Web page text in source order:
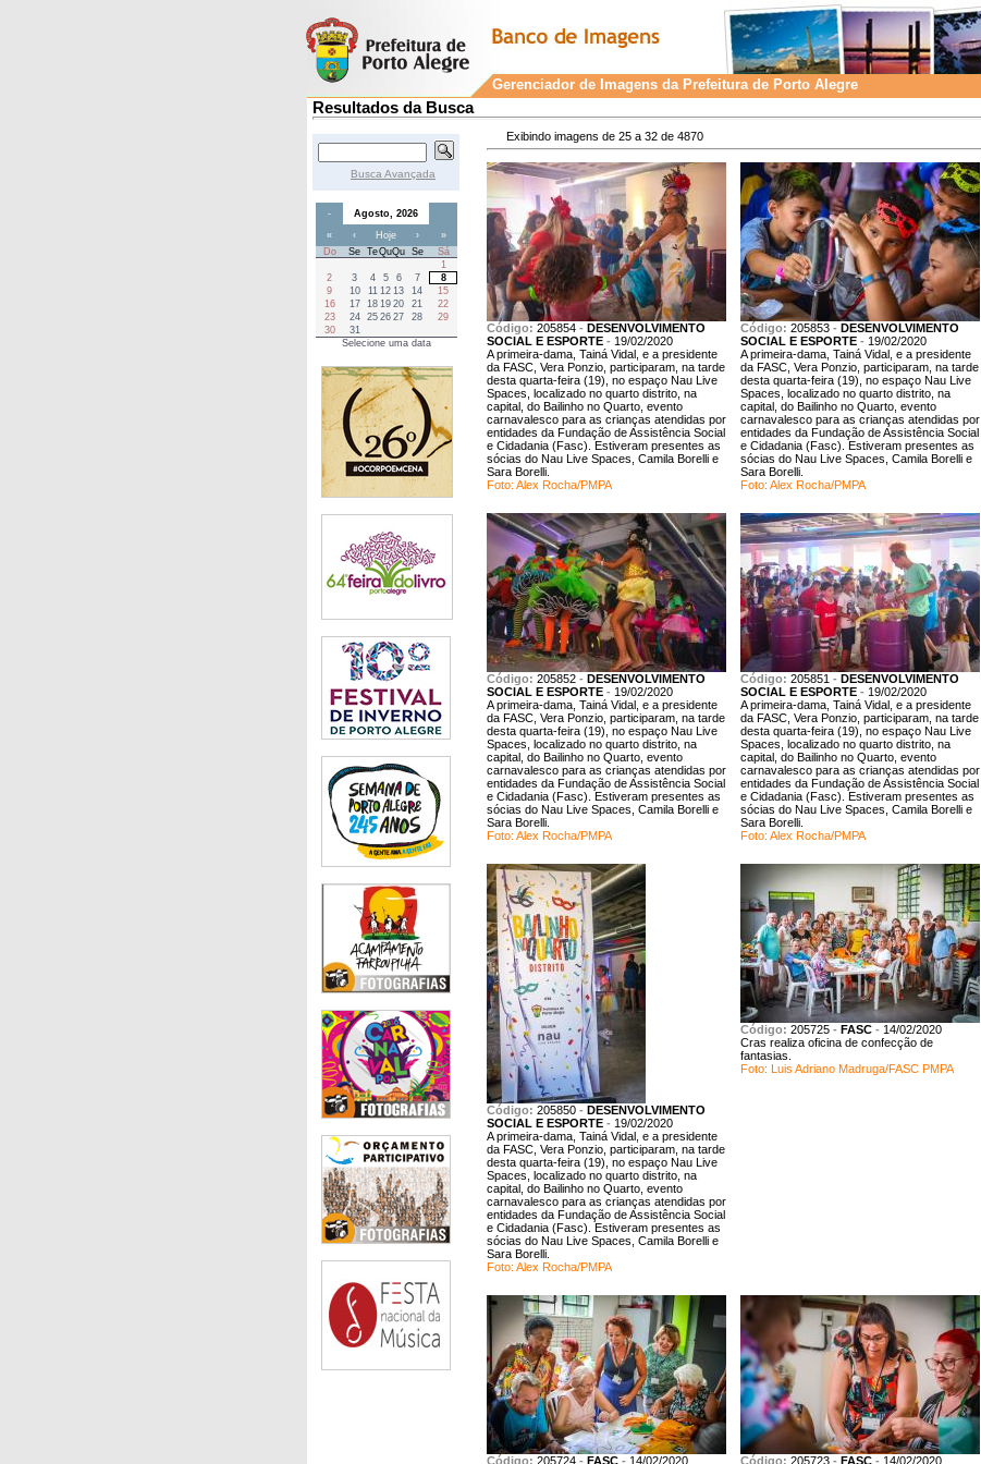
Gerenciador de Imagens da Prefeitura de Porto Alegre
Resultados da Busca
Exibindo imagens de 25 a 32 de 4870
Código: 205854 - DESENVOLVIMENTO
SOCIAL E ESPORTE - 19/02/2020
A primeira-dama, Tainá Vidal, e a presidente
da FASC, Vera Ponzio, participaram, na tarde
desta quarta-feira (19), no espaço Nau Live
Spaces, localizado no quarto distrito, na
capital, do Bailinho no Quarto, evento
carnavalesco para as crianças atendidas por
entidades da Fundação de Assistência Social
e Cidadania (Fasc). Estiveram presentes as
sócias do Nau Live Spaces, Camila Borelli e
Sara Borelli.
Foto: Alex Rocha/PMPA
Código: 205853 - DESENVOLVIMENTO
SOCIAL E ESPORTE - 19/02/2020
A primeira-dama, Tainá Vidal, e a presidente
da FASC, Vera Ponzio, participaram, na tarde
desta quarta-feira (19), no espaço Nau Live
Spaces, localizado no quarto distrito, na
capital, do Bailinho no Quarto, evento
carnavalesco para as crianças atendidas por
entidades da Fundação de Assistência Social
e Cidadania (Fasc). Estiveram presentes as
sócias do Nau Live Spaces, Camila Borelli e
Sara Borelli.
Foto: Alex Rocha/PMPA
Código: 205852 - DESENVOLVIMENTO
SOCIAL E ESPORTE - 19/02/2020
A primeira-dama, Tainá Vidal, e a presidente
da FASC, Vera Ponzio, participaram, na tarde
desta quarta-feira (19), no espaço Nau Live
Spaces, localizado no quarto distrito, na
capital, do Bailinho no Quarto, evento
carnavalesco para as crianças atendidas por
entidades da Fundação de Assistência Social
e Cidadania (Fasc). Estiveram presentes as
sócias do Nau Live Spaces, Camila Borelli e
Sara Borelli.
Foto: Alex Rocha/PMPA
Código: 205851 - DESENVOLVIMENTO
SOCIAL E ESPORTE - 19/02/2020
A primeira-dama, Tainá Vidal, e a presidente
da FASC, Vera Ponzio, participaram, na tarde
desta quarta-feira (19), no espaço Nau Live
Spaces, localizado no quarto distrito, na
capital, do Bailinho no Quarto, evento
carnavalesco para as crianças atendidas por
entidades da Fundação de Assistência Social
e Cidadania (Fasc). Estiveram presentes as
sócias do Nau Live Spaces, Camila Borelli e
Sara Borelli.
Foto: Alex Rocha/PMPA
Código: 205850 - DESENVOLVIMENTO
SOCIAL E ESPORTE - 19/02/2020
A primeira-dama, Tainá Vidal, e a presidente
da FASC, Vera Ponzio, participaram, na tarde
desta quarta-feira (19), no espaço Nau Live
Spaces, localizado no quarto distrito, na
capital, do Bailinho no Quarto, evento
carnavalesco para as crianças atendidas por
entidades da Fundação de Assistência Social
e Cidadania (Fasc). Estiveram presentes as
sócias do Nau Live Spaces, Camila Borelli e
Sara Borelli.
Foto: Alex Rocha/PMPA
Código: 205725 - FASC - 14/02/2020
Cras realiza oficina de confecção de
fantasias.
Foto: Luis Adriano Madruga/FASC PMPA
Código: 205724 - FASC - 14/02/2020 Código: 205723 - FASC - 14/02/2020
Busca Avançada
-
Agosto, 2026
«
‹ Hoje ›
»
Do
Se TeQuQu Se
Sá
1
2
3 4 5 6 7
8
9
10 11 12 13 14
15
16
17 18 19 20 21
22
23
24 25 26 27 28
29
30
31
Selecione uma data